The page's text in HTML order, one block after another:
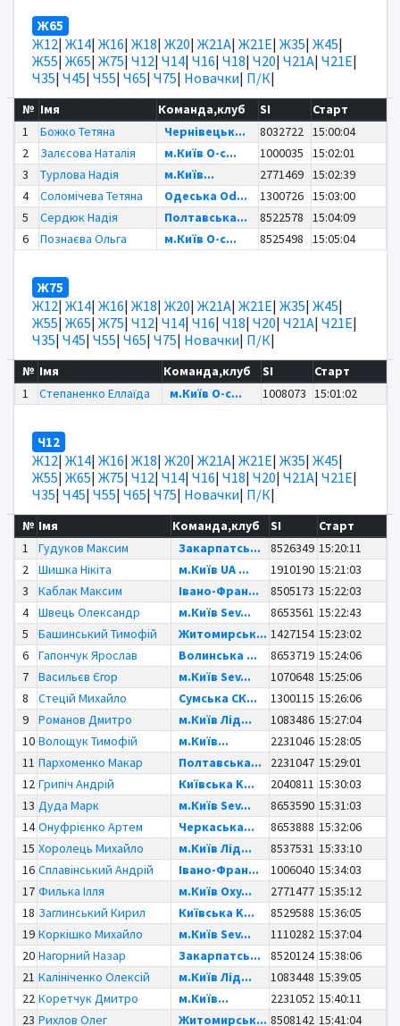
Ж65
Ж12| Ж14| Ж16| Ж18| Ж20| Ж21А| Ж21Е| Ж35| Ж45|
Ж55| Ж65| Ж75| Ч12| Ч14| Ч16| Ч18| Ч20| Ч21А| Ч21Е|
Ч35| Ч45| Ч55| Ч65| Ч75| Новачки| П/К|
№ Імя Команда,клуб SI
Старт
1
Божко Тетяна Чернівецьк... 8032722 15:00:04
2
Залєсова Наталія м.Київ O-c... 1000035
15:02:01
3
Турлова Надія м.Київ... 2771469 15:02:39
4
Соломічева Тетяна Одеська Od... 1300726 15:03:00
5
Сердюк Надія Полтавська... 8522578
15:04:09
6
Познаєва Ольга м.Київ O-c... 8525498 15:05:04
Ж75
Ж12| Ж14| Ж16| Ж18| Ж20| Ж21А| Ж21Е| Ж35| Ж45|
Ж55| Ж65| Ж75| Ч12| Ч14| Ч16| Ч18| Ч20| Ч21А| Ч21Е|
Ч35| Ч45| Ч55| Ч65| Ч75| Новачки| П/К|
№ Імя Команда,клуб SI
Старт
1
Степаненко Еллаїда м.Київ O-c... 1008073 15:01:02
Ч12
Ж12| Ж14| Ж16| Ж18| Ж20| Ж21А| Ж21Е| Ж35| Ж45|
Ж55| Ж65| Ж75| Ч12| Ч14| Ч16| Ч18| Ч20| Ч21А| Ч21Е|
Ч35| Ч45| Ч55| Ч65| Ч75| Новачки| П/К|
№ Імя Команда,клуб SI
Старт
1
Гудуков Максим Закарпатсь... 8526349 15:20:11
2
Шишка Нікіта м.Київ UA ... 1910190 15:21:03
3
Каблак Максим Івано-Фран... 8505173 15:22:03
4
Швець Олександр м.Київ Sev... 8653561 15:22:43
5
Башинський Тимофій Житомирськ... 1427154 15:23:02
6
Гапончук Ярослав Волинська ... 8653719 15:24:06
7
Васильєв Єгор м.Київ Sev... 1070648 15:25:06
8
Стецій Михайло Сумська СК... 1300115 15:26:06
9
Романов Дмитро м.Київ Лід... 1083486 15:27:04
10 Волощук Тимофій м.Київ... 2231046 15:28:05
11 Пархоменко Макар Полтавська... 2231047 15:29:01
12 Грипіч Андрій Київська K... 2040811 15:30:03
13 Дуда Марк м.Київ Sev... 8653590 15:31:03
14 Онуфрієнко Артем Черкаська... 8653888 15:32:06
15 Хоролець Михайло м.Київ Лід... 8537531 15:33:10
16 Сплавінський Андрій Івано-Фран... 1006040 15:34:03
17 Филька Ілля м.Київ Oxy... 2771477 15:35:12
18 Заглинський Кирил Київська K... 8529588 15:36:05
19 Коркішко Михайло м.Київ Sev... 1110282 15:37:04
20 Нагорний Назар Закарпатсь... 8520124 15:38:06
21 Калініченко Олексій м.Київ Лід... 1083448 15:39:05
22 Коретчук Дмитро м.Київ... 2231052 15:40:11
23 Рихлов Олег Житомирськ... 8508142 15:41:04